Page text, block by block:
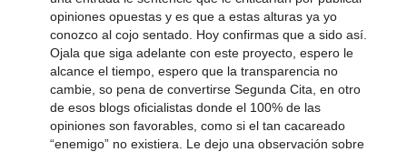
opiniones opuestas y es que a estas alturas ya yo
conozco al cojo sentado. Hoy confirmas que a sido así.
Ojala que siga adelante con este proyecto, espero le
alcance el tiempo, espero que la transparencia no
cambie, so pena de convertirse Segunda Cita, en otro
de esos blogs oficialistas donde el 100% de las
opiniones son favorables, como si el tan cacareado
“enemigo” no existiera. Le dejo una observación sobre